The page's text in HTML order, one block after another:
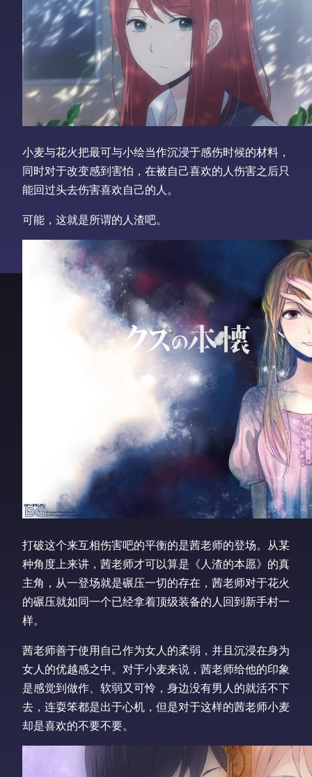
小麦与花火把最可与小绘当作沉浸于感伤时候的材料，
同时对于改变感到害怕，在被自己喜欢的人伤害之后只
能回过头去伤害喜欢自己的人。
可能，这就是所谓的人渣吧。
打破这个来互相伤害吧的平衡的是茜老师的登场。从某
种角度上来讲，茜老师才可以算是《人渣的本愿》的真
主角，从一登场就是碾压一切的存在，茜老师对于花火
的碾压就如同一个已经拿着顶级装备的人回到新手村一
样。
茜老师善于使用自己作为女人的柔弱，并且沉浸在身为
女人的优越感之中。对于小麦来说，茜老师给他的印象
是感觉到做作、软弱又可怜，身边没有男人的就活不下
去，连耍笨都是出于心机，但是对于这样的茜老师小麦
却是喜欢的不要不要。